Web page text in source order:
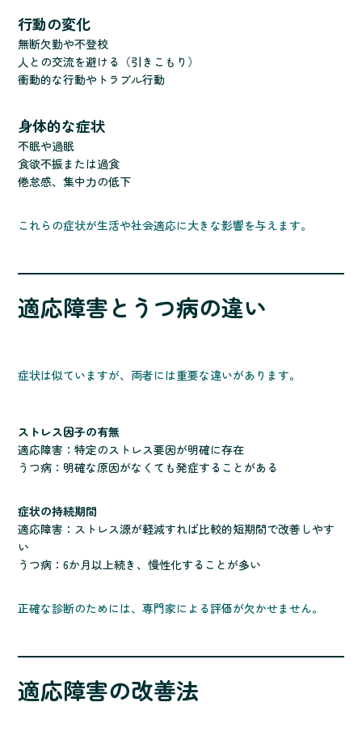
行動の変化
無断欠勤や不登校
人との交流を避ける（引きこもり）
衝動的な行動やトラブル行動
身体的な症状
不眠や過眠
食欲不振または過食
倦怠感、集中力の低下
これらの症状が生活や社会適応に大きな影響を与えます。
適応障害とうつ病の違い
症状は似ていますが、両者には重要な違いがあります。
ストレス因子の有無
適応障害：特定のストレス要因が明確に存在
うつ病：明確な原因がなくても発症することがある
症状の持続期間
適応障害：ストレス源が軽減すれば比較的短期間で改善しやす
い
うつ病：6か月以上続き、慢性化することが多い
正確な診断のためには、専門家による評価が欠かせません。
適応障害の改善法